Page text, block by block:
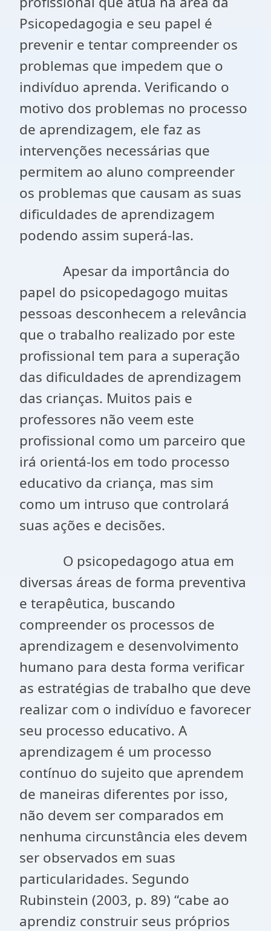
Psicopedagogia e seu papel é
prevenir e tentar compreender os
problemas que impedem que o
indivíduo aprenda. Verificando o
motivo dos problemas no processo
de aprendizagem, ele faz as
intervenções necessárias que
permitem ao aluno compreender
os problemas que causam as suas
dificuldades de aprendizagem
podendo assim superá-las.
Apesar da importância do
papel do psicopedagogo muitas
pessoas desconhecem a relevância
que o trabalho realizado por este
profissional tem para a superação
das dificuldades de aprendizagem
das crianças. Muitos pais e
professores não veem este
profissional como um parceiro que
irá orientá-los em todo processo
educativo da criança, mas sim
como um intruso que controlará
suas ações e decisões.
O psicopedagogo atua em
diversas áreas de forma preventiva
e terapêutica, buscando
compreender os processos de
aprendizagem e desenvolvimento
humano para desta forma verificar
as estratégias de trabalho que deve
realizar com o indivíduo e favorecer
seu processo educativo. A
aprendizagem é um processo
contínuo do sujeito que aprendem
de maneiras diferentes por isso,
não devem ser comparados em
nenhuma circunstância eles devem
ser observados em suas
particularidades. Segundo
Rubinstein (2003, p. 89) “cabe ao
aprendiz construir seus próprios